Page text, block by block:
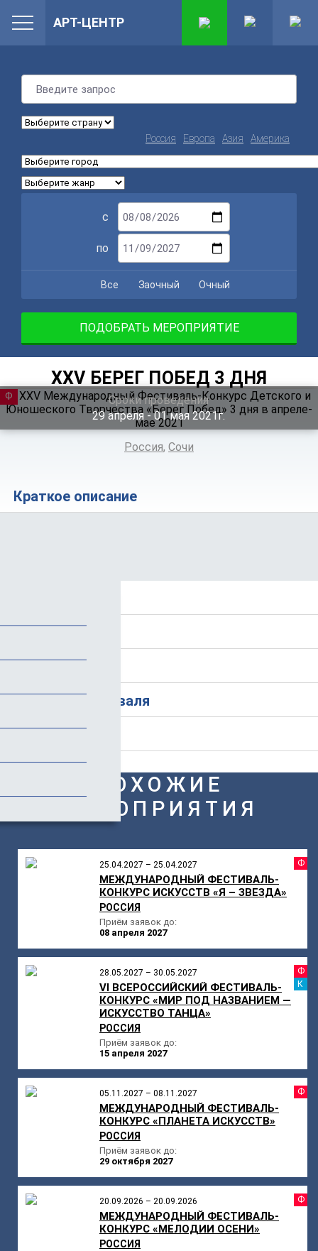
Россия Европа Азия Америка
с
по
Все Заочный Очный
ПОДОБРАТЬ МЕРОПРИЯТИЕ
XXV БЕРЕГ ПОБЕД 3 ДНЯ
Сроки проведения
29апреля ‐ 01мая 2021г.
ФЕСТИВАЛЬ
Россия, Сочи
Краткое описание
История фестиваля
ПОХОЖИЕ
МЕРОПРИЯТИЯ
25.04.2027 – 25.04.2027
МЕЖДУНАРОДНЫЙ ФЕСТИВАЛЬ-
КОНКУРС ИСКУССТВ «Я – ЗВЕЗДА»
РОССИЯ
Приём заявок до:
08 апреля 2027
28.05.2027 – 30.05.2027
VI ВСЕРОССИЙСКИЙ ФЕСТИВАЛЬ-
КОНКУРС «МИР ПОД НАЗВАНИЕМ —
ИСКУССТВО ТАНЦА»
РОССИЯ
Приём заявок до:
15 апреля 2027
05.11.2027 – 08.11.2027
МЕЖДУНАРОДНЫЙ ФЕСТИВАЛЬ-
КОНКУРС «ПЛАНЕТА ИСКУССТВ»
РОССИЯ
Приём заявок до:
29 октября 2027
20.09.2026 – 20.09.2026
МЕЖДУНАРОДНЫЙ ФЕСТИВАЛЬ-
КОНКУРС «МЕЛОДИИ ОСЕНИ»
РОССИЯ
АРТ-ЦЕНТР